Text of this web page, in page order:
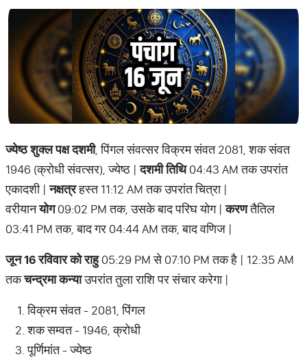
ज्येष्ठ शुक्ल पक्ष दशमी, पिंगल संवत्सर विक्रम संवत 2081, शक संवत
1946 (क्रोधी संवत्सर), ज्येष्ठ |दशमी तिथि04:43 AM तक उपरांत
एकादशी |नक्षत्रहस्त 11:12 AM तक उपरांत चित्रा |
वरीयानयोग09:02 PM तक, उसके बाद परिघ योग |करणतैतिल
03:41 PM तक, बाद गर 04:44 AM तक, बाद वणिज |
जून 16 रविवार को राहु05:29 PM से 07:10 PM तक है | 12:35 AM
तकचन्द्रमा कन्याउपरांत तुला राशि पर संचार करेगा |
विक्रम संवत - 2081, पिंगल
शक सम्वत - 1946, क्रोधी
पूर्णिमांत - ज्येष्ठ